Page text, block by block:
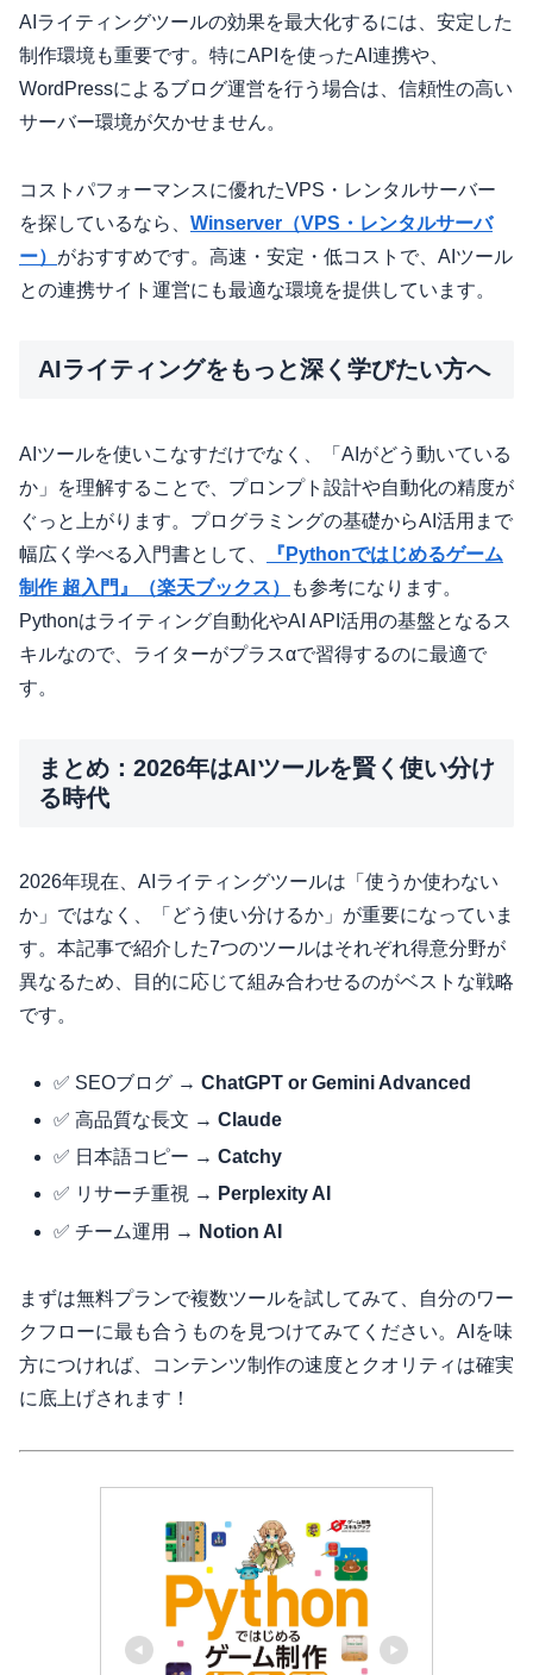
AIライティングツールの効果を最大化するには、安定した
制作環境も重要です。特にAPIを使ったAI連携や、
WordPressによるブログ運営を行う場合は、信頼性の高い
サーバー環境が欠かせません。
コストパフォーマンスに優れたVPS・レンタルサーバー
を探しているなら、 Winserver（VPS・レンタルサーバ
ー） がおすすめです。高速・安定・低コストで、AIツール
との連携サイト運営にも最適な環境を提供しています。
AIライティングをもっと深く学びたい方へ
AIツールを使いこなすだけでなく、「AIがどう動いている
か」を理解することで、プロンプト設計や自動化の精度が
ぐっと上がります。プログラミングの基礎からAI活用まで
幅広く学べる入門書として、
『Pythonではじめるゲーム
制作 超入門』（楽天ブックス）
も参考になります。
Pythonはライティング自動化やAI API活用の基盤となるス
キルなので、ライターがプラスαで習得するのに最適で
す。
まとめ：2026年はAIツールを賢く使い分け
る時代
2026年現在、AIライティングツールは「使うか使わない
か」ではなく、「どう使い分けるか」が重要になっていま
す。本記事で紹介した7つのツールはそれぞれ得意分野が
異なるため、目的に応じて組み合わせるのがベストな戦略
です。
✅ SEOブログ →ChatGPT or Gemini Advanced
✅ 高品質な長文 →Claude
✅ 日本語コピー →Catchy
✅ リサーチ重視 → Perplexity AI
✅ チーム運用 → Notion AI
まずは無料プランで複数ツールを試してみて、自分のワー
クフローに最も合うものを見つけてみてください。AIを味
方につければ、コンテンツ制作の速度とクオリティは確実
に底上げされます！